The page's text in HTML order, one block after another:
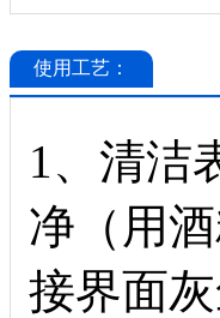
使用工艺：
1、清洁
净（用
接界面灰